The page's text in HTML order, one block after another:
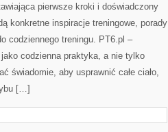
pierwsze kroki i doświadczony
konkretne inspiracje treningowe, porady
codziennego treningu. PT6.pl –
codzienna praktyka, a nie tylko
świadomie, aby usprawnić całe ciało,
[…]